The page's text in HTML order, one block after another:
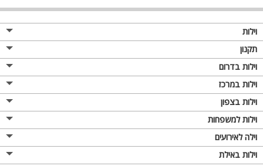
וילות
תקנון
וילות בדרום
וילות במרכז
וילות בצפון
וילות למשפחות
וילה לאירועים
וילות באילת